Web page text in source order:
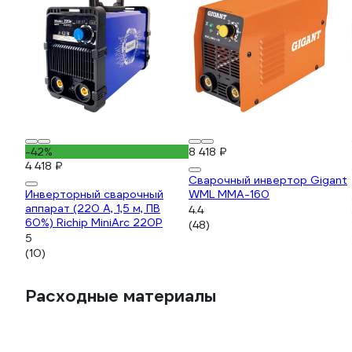
-42%
4 418 ₽
Инверторный сварочный
аппарат (220 А, 1,5 м, ПВ
60%) Richip MiniArc 220P
5
(10)
8 418 ₽
Сварочный инвертор Gigant
WML MMA-160
4.4
(48)
Расходные материалы